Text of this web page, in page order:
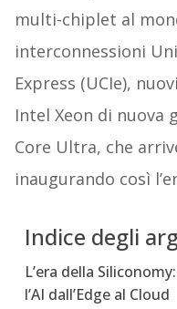
multi-chiplet al
interconnessioni
Express (UCIe),
Intel Xeon di nuova
Core Ultra, che
inaugurando così
Indice degli
L’era della
l’AI dall’Edge al Cloud